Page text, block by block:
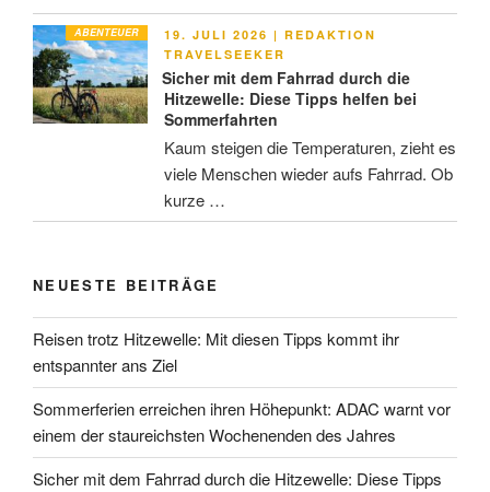
ABENTEUER
VERÖFFENTLICHT
AM
19. JULI 2026 | REDAKTION
TRAVELSEEKER
Sicher mit dem Fahrrad durch die
Hitzewelle: Diese Tipps helfen bei
Sommerfahrten
Kaum steigen die Temperaturen, zieht es
viele Menschen wieder aufs Fahrrad. Ob
kurze …
NEUESTE BEITRÄGE
Reisen trotz Hitzewelle: Mit diesen Tipps kommt ihr
entspannter ans Ziel
Sommerferien erreichen ihren Höhepunkt: ADAC warnt vor
einem der staureichsten Wochenenden des Jahres
Sicher mit dem Fahrrad durch die Hitzewelle: Diese Tipps